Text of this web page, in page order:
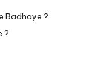
Badhaye ?
?